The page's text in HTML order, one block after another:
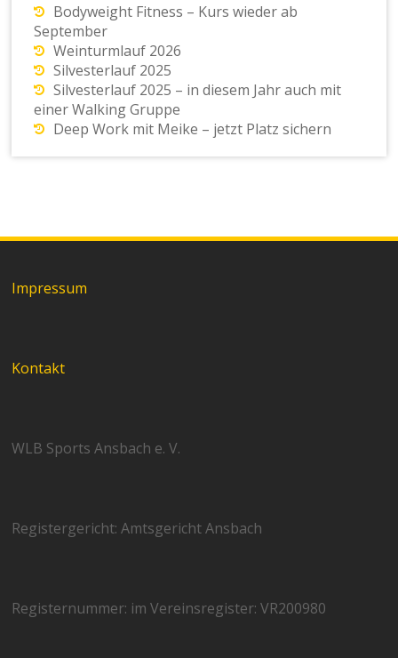
Bodyweight Fitness – Kurs wieder ab
September
Weinturmlauf 2026
Silvesterlauf 2025
Silvesterlauf 2025 – in diesem Jahr auch mit
einer Walking Gruppe
Deep Work mit Meike – jetzt Platz sichern
Impressum
Kontakt
WLB Sports Ansbach e. V.
Registergericht: Amtsgericht Ansbach
Registernummer: im Vereinsregister: VR200980